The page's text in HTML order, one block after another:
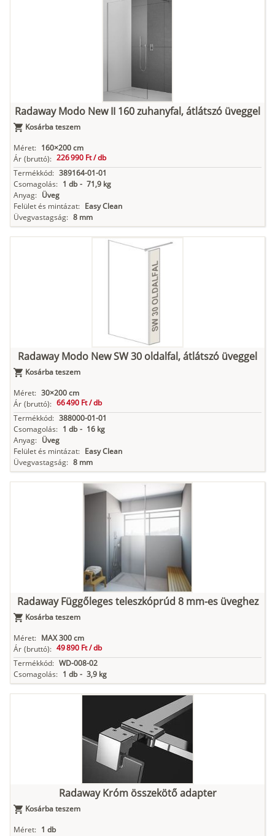
Radaway Modo New II 160 zuhanyfal, átlátszó üveggel
Kosárba teszem
Méret: 160×200 cm
Ár (bruttó): 226 990 Ft /db
Termékkód: 389164-01-01
Csomagolás: 1 db - 71,9 kg
Anyag: Üveg
Felület és mintázat: Easy Clean
Üvegvastagság: 8 mm
Radaway Modo New SW 30 oldalfal, átlátszó üveggel
Kosárba teszem
Méret: 30×200 cm
Ár (bruttó): 66 490 Ft /db
Termékkód: 388000-01-01
Csomagolás: 1 db - 16 kg
Anyag: Üveg
Felület és mintázat: Easy Clean
Üvegvastagság: 8 mm
Radaway Függőleges teleszkóprúd 8 mm-es üveghez
Kosárba teszem
Méret: MAX 300 cm
Ár (bruttó): 49 890 Ft /db
Termékkód: WD-008-02
Csomagolás: 1 db - 3,9 kg
Radaway Króm összekötő adapter
Kosárba teszem
Méret: 1 db